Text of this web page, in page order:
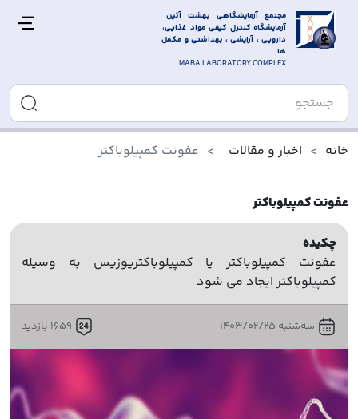
مجتمع آزمایشگاهی بهشت آئین
آزمایشگاه کنترل کیفی مواد غذایی،
دارویی ، آرایشی ، بهداشتی و مکمل
ها
MABA LABORATORY COMPLEX
خانه اخبار و مقالات عفونت کمپیلوباکتر
عفونت کمپیلوباکتر
چکیده
عفونت کمپیلوباکتر یا کمپیلوباکتریوزیس به وسیله
کمپیلوباکتر ایجاد می شود
سه‌شنبه 1403/02/25 1659 بازدید